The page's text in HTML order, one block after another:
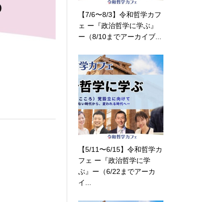
【7/6〜8/3】令和哲学カフ
ェ ー『政治哲学に学ぶ』
ー（8/10までアーカイブ...
【5/11〜6/15】令和哲学カ
フェ ー『政治哲学に学
ぶ』ー（6/22までアーカ
イ...